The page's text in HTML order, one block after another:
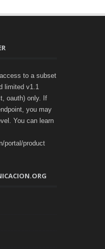
to a subset
limited v1.1
oauth) only. If
you may
You can learn
portal/product